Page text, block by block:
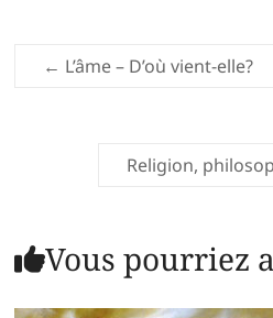
← L’âme – D’où vient-elle?
Religion,
Vous pourriez